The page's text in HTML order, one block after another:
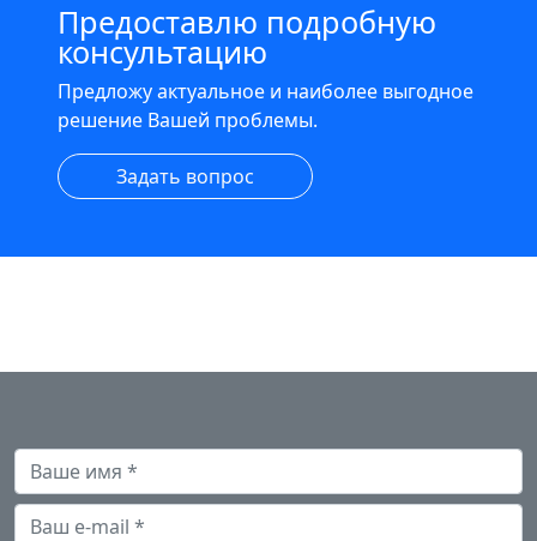
Предоставлю подробную
консультацию
Предложу актуальное и наиболее выгодное
решение Вашей проблемы.
Задать вопрос